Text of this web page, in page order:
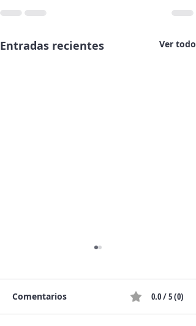
Entradas recientes Ver todo
Comentarios 0.0 / 5 (0)